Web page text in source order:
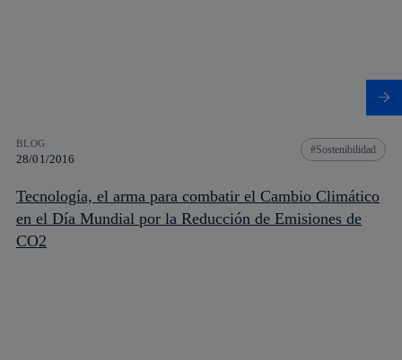
BLOG
28/01/2016
Sostenibilidad
Tecnología, el arma para combatir el Cambio Climático
en el Día Mundial por la Reducción de Emisiones de
CO2